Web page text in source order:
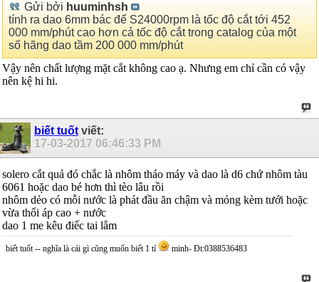
Gửi bởi huuminhsh
tính ra dao 6mm bác để S24000rpm là tốc độ cắt tới 452
000 mm/phút cao hơn cả tốc độ cắt trong catalog của một
số hãng dao tầm 200 000 mm/phút
Vậy nên chất lượng mặt cắt không cao ạ. Nhưng em chỉ cần có vậy
nên kệ hi hi.
biết tuốtviết:
17-03-2017 06:46:33 PM
solero cắt quả đó chắc là nhôm tháo máy và dao là d6 chứ nhôm tàu
6061 hoặc dao bé hơn thì tèo lâu rồi
nhôm dẻo có mỗi nước là phát đầu ăn chậm và mỏng kèm tưới hoặc
vừa thổi áp cao + nước
dao 1 me kêu điếc tai lắm
biết tuốt -- nghĩa là cái gì cũng muốn biết 1 tí minh- Đt:0388536483